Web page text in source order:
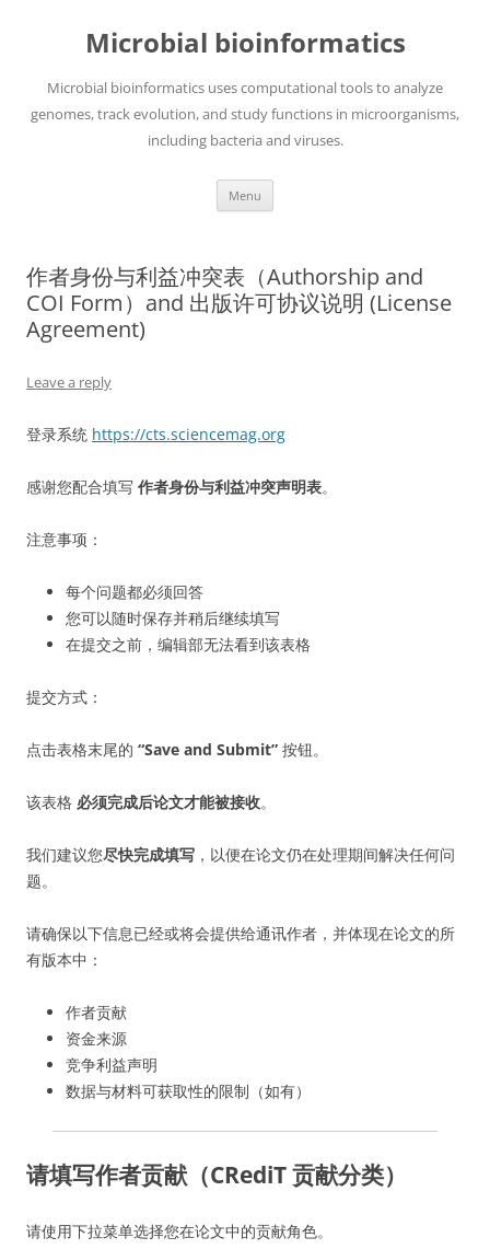
Microbial bioinformatics
Microbial bioinformatics uses computational tools to analyze
genomes, track evolution, and study functions in microorganisms,
including bacteria and viruses.
Menu
作者身份与利益冲突表（Authorship and
COI Form）and 出版许可协议说明 (License
Agreement)
Leave a reply
登录系统 https://cts.sciencemag.org
感谢您配合填写 作者身份与利益冲突声明表。
注意事项：
每个问题都必须回答
您可以随时保存并稍后继续填写
在提交之前，编辑部无法看到该表格
提交方式：
点击表格末尾的 “Save and Submit” 按钮。
该表格 必须完成后论文才能被接收。
我们建议您尽快完成填写 ，以便在论文仍在处理期间解决任何问
题。
请确保以下信息已经或将会提供给通讯作者，并体现在论文的所
有版本中：
作者贡献
资金来源
竞争利益声明
数据与材料可获取性的限制（如有）
请填写作者贡献（CRediT 贡献分类）
请使用下拉菜单选择您在论文中的贡献角色。